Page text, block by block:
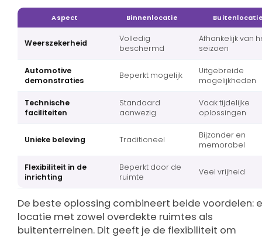
Aspect Binnenlocatie
Weerszekerheid
Volledig
beschermd
Afhankelijk van
seizoen
Automotive
demonstraties
Beperkt mogelijk
Uitgebreide
mogelijkheden
Technische
faciliteiten
Standaard
aanwezig
Vaak tijdelijke
oplossingen
Unieke beleving Traditioneel
Bijzonder en
memorabel
Flexibiliteit in de
inrichting
Beperkt door de
ruimte
Veel vrijheid
De beste oplossing combineert beide voordelen:
locatie met zowel overdekte ruimtes als
buitenterreinen. Dit geeft je de flexibiliteit om